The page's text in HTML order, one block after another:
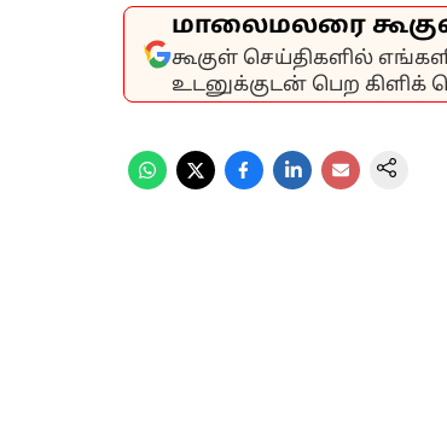
மாலைமலரை
கூகுள் செய்திகளில்
உடனுக்குடன் பெற கிளிக்